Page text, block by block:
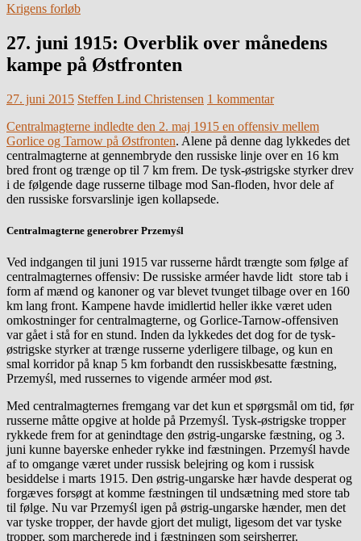
Krigens forløb
27. juni 1915: Overblik over månedens
kampe på Østfronten
27. juni 2015 Steffen Lind Christensen 1 kommentar
Centralmagterne indledte den 2. maj 1915 en offensiv mellem
Gorlice og Tarnow på Østfronten. Alene på denne dag lykkedes det
centralmagterne at gennembryde den russiske linje over en 16 km
bred front og trænge op til 7 km frem. De tysk-østrigske styrker drev
i de følgende dage russerne tilbage mod San-floden, hvor dele af
den russiske forsvarslinje igen kollapsede.
Centralmagterne generobrer Przemyśl
Ved indgangen til juni 1915 var russerne hårdt trængte som følge af
centralmagternes offensiv: De russiske arméer havde lidt store tab i
form af mænd og kanoner og var blevet tvunget tilbage over en 160
km lang front. Kampene havde imidlertid heller ikke været uden
omkostninger for centralmagterne, og Gorlice-Tarnow-offensiven
var gået i stå for en stund. Inden da lykkedes det dog for de tysk-
østrigske styrker at trænge russerne yderligere tilbage, og kun en
smal korridor på knap 5 km forbandt den russiskbesatte fæstning,
Przemyśl, med russernes to vigende arméer mod øst.
Med centralmagternes fremgang var det kun et spørgsmål om tid, før
russerne måtte opgive at holde på Przemyśl. Tysk-østrigske tropper
rykkede frem for at genindtage den østrig-ungarske fæstning, og 3.
juni kunne bayerske enheder rykke ind fæstningen. Przemyśl havde
af to omgange været under russisk belejring og kom i russisk
besiddelse i marts 1915. Den østrig-ungarske hær havde desperat og
forgæves forsøgt at komme fæstningen til undsætning med store tab
til følge. Nu var Przemyśl igen på østrig-ungarske hænder, men det
var tyske tropper, der havde gjort det muligt, ligesom det var tyske
tropper, som marcherede ind i fæstningen som sejrsherrer.